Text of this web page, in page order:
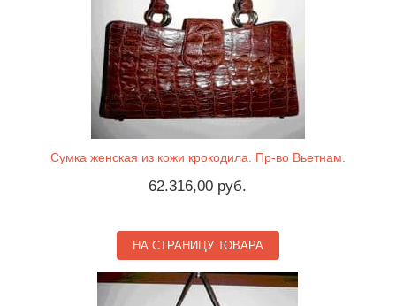
Сумка женская из кожи крокодила. Пр-во Вьетнам.
62.316,00 руб.
НА СТРАНИЦУ ТОВАРА